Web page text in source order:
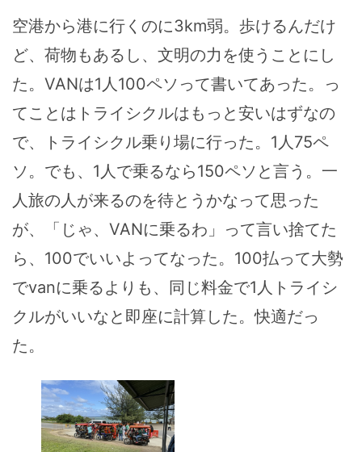
空港から港に行くのに3km弱。歩けるんだけ
ど、荷物もあるし、文明の力を使うことにし
た。VANは1人100ペソって書いてあった。っ
てことはトライシクルはもっと安いはずなの
で、トライシクル乗り場に行った。1人75ペ
ソ。でも、1人で乗るなら150ペソと言う。一
人旅の人が来るのを待とうかなって思った
が、「じゃ、VANに乗るわ」って言い捨てた
ら、100でいいよってなった。100払って大勢
でvanに乗るよりも、同じ料金で1人トライシ
クルがいいなと即座に計算した。快適だっ
た。